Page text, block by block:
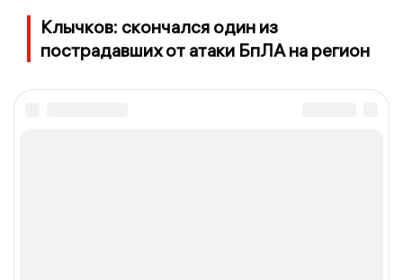
Клычков: скончался один из
пострадавших от атаки БпЛА на регион